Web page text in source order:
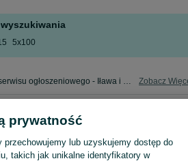
5x100
Skorzystaj z największego serwisu ogłoszeniowego - Iława i okolice! - kupuj lub sprzedawaj jeszcze wygodniej w kategorii Felgi! Zobacz
prywatność
przechowujemy lub uzyskujemy dostęp do
takich jak unikalne identyfikatory w